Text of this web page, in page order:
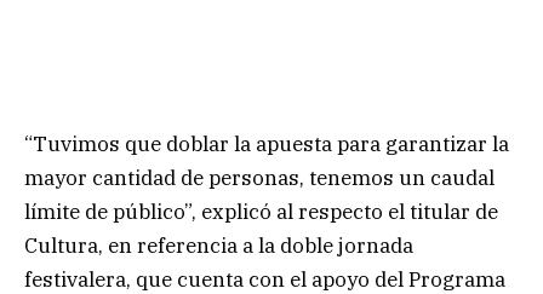
“Tuvimos que doblar la apuesta para garantizar la
mayor cantidad de personas, tenemos un caudal
límite de público”, explicó al respecto el titular de
Cultura, en referencia a la doble jornada
festivalera, que cuenta con el apoyo del Programa